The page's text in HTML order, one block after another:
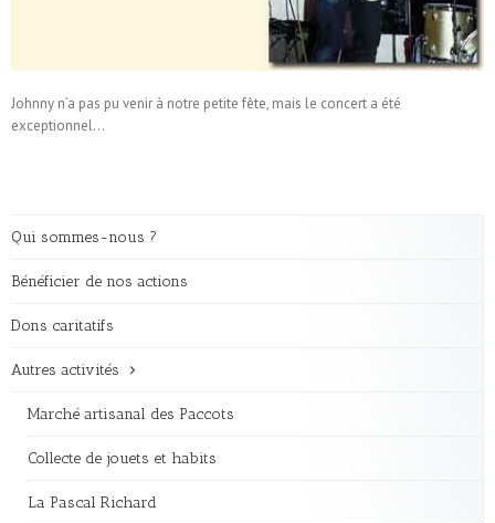
Johnny n’a pas pu venir à notre petite fête, mais le concert a été
exceptionnel…
Qui sommes-nous ?
Bénéficier de nos actions
Dons caritatifs
Autres activités
Marché artisanal des Paccots
Collecte de jouets et habits
La Pascal Richard